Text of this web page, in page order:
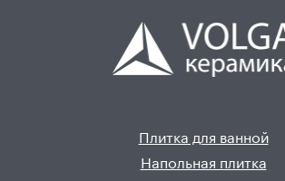
Плитка для ванной
Напольная плитка